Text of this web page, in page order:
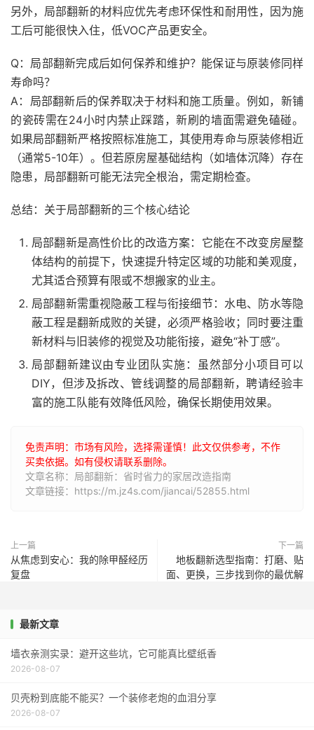
另外，局部翻新的材料应优先考虑环保性和耐用性，因为施
工后可能很快入住，低VOC产品更安全。
Q：局部翻新完成后如何保养和维护？能保证与原装修同样
寿命吗？
A：局部翻新后的保养取决于材料和施工质量。例如，新铺
的瓷砖需在24小时内禁止踩踏，新刷的墙面需避免磕碰。
如果局部翻新严格按照标准施工，其使用寿命与原装修相近
（通常5-10年）。但若原房屋基础结构（如墙体沉降）存在
隐患，局部翻新可能无法完全根治，需定期检查。
总结：关于局部翻新的三个核心结论
局部翻新是高性价比的改造方案：它能在不改变房屋整
体结构的前提下，快速提升特定区域的功能和美观度，
尤其适合预算有限或不想搬家的业主。
局部翻新需重视隐蔽工程与衔接细节：水电、防水等隐
蔽工程是翻新成败的关键，必须严格验收；同时要注重
新材料与旧装修的视觉及功能衔接，避免“补丁感”。
局部翻新建议由专业团队实施：虽然部分小项目可以
DIY，但涉及拆改、管线调整的局部翻新，聘请经验丰
富的施工队能有效降低风险，确保长期使用效果。
免责声明：市场有风险，选择需谨慎！此文仅供参考，不作
买卖依据。如有侵权请联系删除。
文章名称：局部翻新：省时省力的家居改造指南
文章链接：https://m.jz4s.com/jiancai/52855.html
上一篇
从焦虑到安心：我的除甲醛经历
复盘
下一篇
地板翻新选型指南：打磨、贴
面、更换，三步找到你的最优解
最新文章
墙衣亲测实录：避开这些坑，它可能真比壁纸香
2026-08-07
贝壳粉到底能不能买？一个装修老炮的血泪分享
2026-08-07